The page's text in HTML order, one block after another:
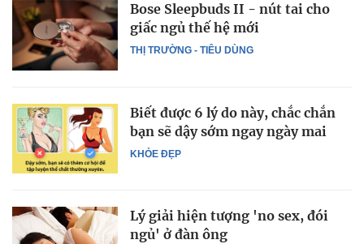
THỊ TRƯỜNG - TIÊU DÙNG
Bose Sleepbuds II - nút tai cho
giấc ngủ thế hệ mới
KHỎE ĐẸP
Biết được 6 lý do này, chắc chắn
bạn sẽ dậy sớm ngay ngày mai
Lý giải hiện tượng 'no sex, đói
ngủ' ở đàn ông